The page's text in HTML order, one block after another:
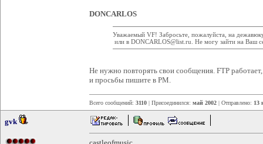
DONCARLOS
Уважаемый VF! Забросьте, пожалуйста, на
или в DONCARLOS@list.ru. Не могу зайти на Ваш
Не нужно повторять свои сообщения. FTP
и просьбы пишите в PM.
Всего сообщений: 3110 | Присоединился: май 2002 | Отправлено: 13
gvk